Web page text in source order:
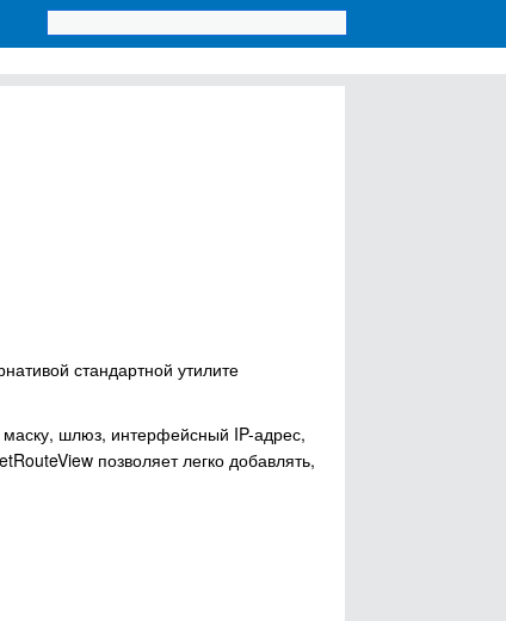
стандартной утилите
шлюз, интерфейсный IP-адрес,
позволяет легко добавлять,